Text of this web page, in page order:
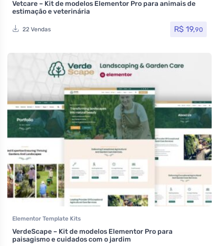
Vetcare – Kit de modelos Elementor Pro para animais de
estimação e veterinária
22 Vendas R$ 19,90
Elementor Template Kits
VerdeScape – Kit de modelos Elementor Pro para
paisagismo e cuidados com o jardim